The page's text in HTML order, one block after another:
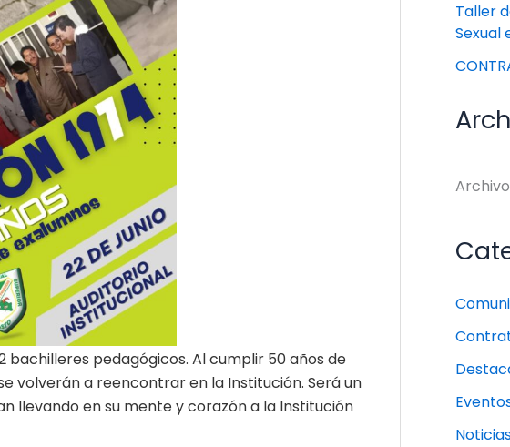
bachilleres pedagógicos. Al cumplir 50 años de
volverán a reencontrar en la Institución. Será un
llevando en su mente y corazón a la Institución
Taller
Sexual